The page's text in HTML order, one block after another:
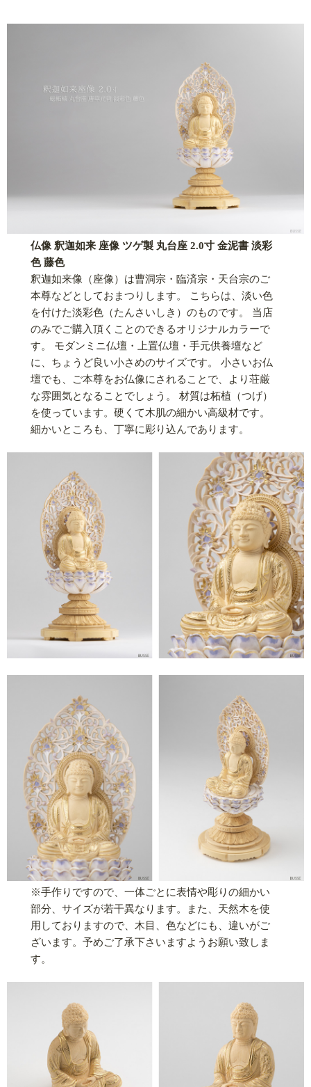
仏像 釈迦如来 座像 ツゲ製 丸台座 2.0寸 金泥書 淡彩
色 藤色
釈迦如来像（座像）は曹洞宗・臨済宗・天台宗のご
本尊などとしておまつりします。 こちらは、淡い色
を付けた淡彩色（たんさいしき）のものです。 当店
のみでご購入頂くことのできるオリジナルカラーで
す。 モダンミニ仏壇・上置仏壇・手元供養壇など
に、ちょうど良い小さめのサイズです。 小さいお仏
壇でも、ご本尊をお仏像にされることで、より荘厳
な雰囲気となることでしょう。 材質は柘植（つげ）
を使っています。硬くて木肌の細かい高級材です。
細かいところも、丁寧に彫り込んであります。
※手作りですので、一体ごとに表情や彫りの細かい
部分、サイズが若干異なります。また、天然木を使
用しておりますので、木目、色などにも、違いがご
ざいます。予めご了承下さいますようお願い致しま
す。